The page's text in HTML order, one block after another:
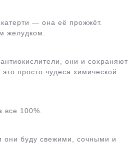
— она её прожжёт.
желудком.
они и сохраняют
просто чудеса химической
100%.
они буду свежими, сочными и